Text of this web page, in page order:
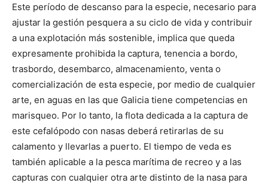
Este período de descanso para la especie, necesario para
ajustar la gestión pesquera a su ciclo de vida y contribuir
a una explotación más sostenible, implica que queda
expresamente prohibida la captura, tenencia a bordo,
trasbordo, desembarco, almacenamiento, venta o
comercialización de esta especie, por medio de cualquier
arte, en aguas en las que Galicia tiene competencias en
marisqueo. Por lo tanto, la flota dedicada a la captura de
este cefalópodo con nasas deberá retirarlas de su
calamento y llevarlas a puerto. El tiempo de veda es
también aplicable a la pesca marítima de recreo y a las
capturas con cualquier otra arte distinto de la nasa para